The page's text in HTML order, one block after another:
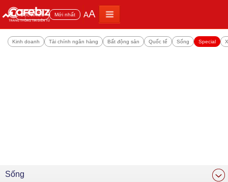
Đọc nhiều Mới nhất AA
Kinh doanh Tài chính ngân hàng Bất động sản Quốc tế Sống Special
Sống